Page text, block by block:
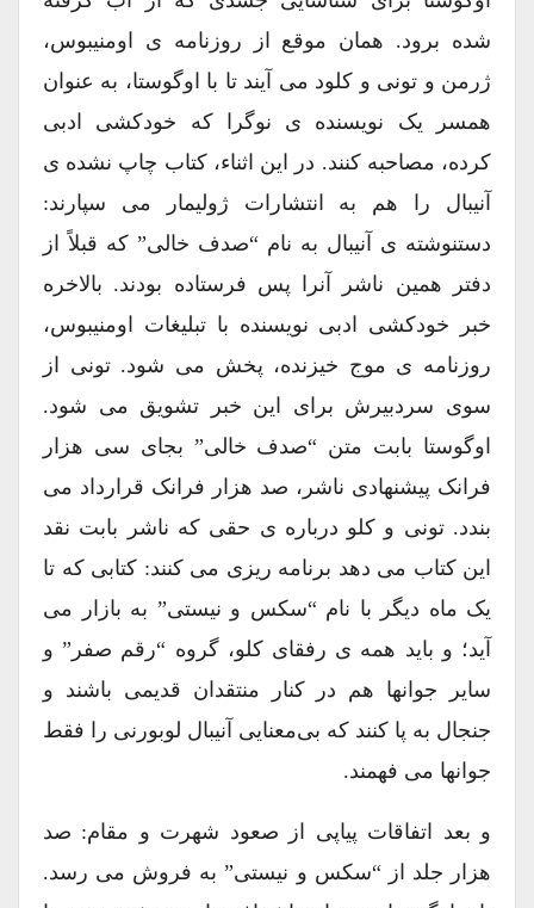
شده برود. همان موقع از روزنامه ی اومنیبوس،
ژرمن و تونی و کلود می آیند تا با اوگوستا، به عنوان
همسر یک نویسنده ی نوگرا که خودکشی ادبی
کرده، مصاحبه کنند. در این اثناء، کتاب چاپ نشده ی
آنیبال را هم به انتشارات ژولیمار می سپارند:
دستنوشته ی آنیبال به نام “صدف خالی” که قبلاً از
دفتر همین ناشر آنرا پس فرستاده بودند. بالاخره
خبر خودکشی ادبی نویسنده با تبلیغات اومنیبوس،
روزنامه ی موج خیزنده، پخش می شود. تونی از
سوی سردبیرش برای این خبر تشویق می شود.
اوگوستا بابت متن “صدف خالی” بجای سی هزار
فرانک پیشنهادی ناشر، صد هزار فرانک قرارداد می
بندد. تونی و کلو درباره ی حقی که ناشر بابت نقد
این کتاب می دهد برنامه ریزی می کنند: کتابی که تا
یک ماه دیگر با نام “سکس و نیستی” به بازار می
آید؛ و باید همه ی رفقای کلو، گروه “رقم صفر” و
سایر جوانها هم در کنار منتقدان قدیمی باشند و
جنجال به پا کنند که بی‌معنایی آنیبال لوبورنی را فقط
جوانها می فهمند.
و بعد اتفاقات پیاپی از صعود شهرت و مقام: صد
هزار جلد از “سکس و نیستی” به فروش می رسد.